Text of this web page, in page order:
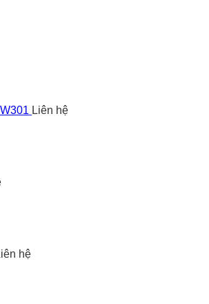
Liên hệ
hệ